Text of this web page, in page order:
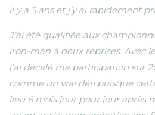
il y a 5 ans et j’y ai rapidement
J’ai été qualifiée aux
iron-man à deux reprises. Avec
j’ai décalé ma participation sur
comme un vrai défi puisque
lieu 6 mois jour pour jour après